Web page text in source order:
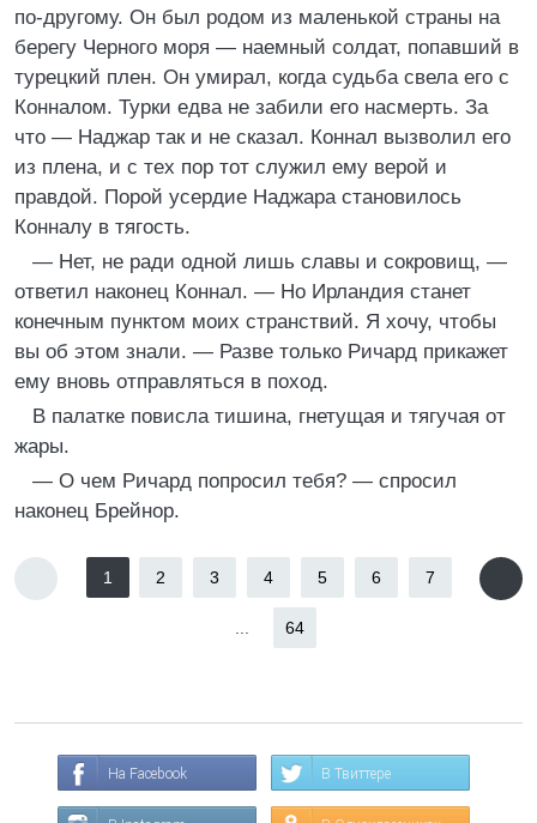
по-другому. Он был родом из маленькой страны на
берегу Черного моря — наемный солдат, попавший в
турецкий плен. Он умирал, когда судьба свела его с
Конналом. Турки едва не забили его насмерть. За
что — Наджар так и не сказал. Коннал вызволил его
из плена, и с тех пор тот служил ему верой и
правдой. Порой усердие Наджара становилось
Конналу в тягость.
— Нет, не ради одной лишь славы и сокровищ, —
ответил наконец Коннал. — Но Ирландия станет
конечным пунктом моих странствий. Я хочу, чтобы
вы об этом знали. — Разве только Ричард прикажет
ему вновь отправляться в поход.
В палатке повисла тишина, гнетущая и тягучая от
жары.
— О чем Ричард попросил тебя? — спросил
наконец Брейнор.
1 2 3 4 5 6 7
64
На Facebook В Твиттере